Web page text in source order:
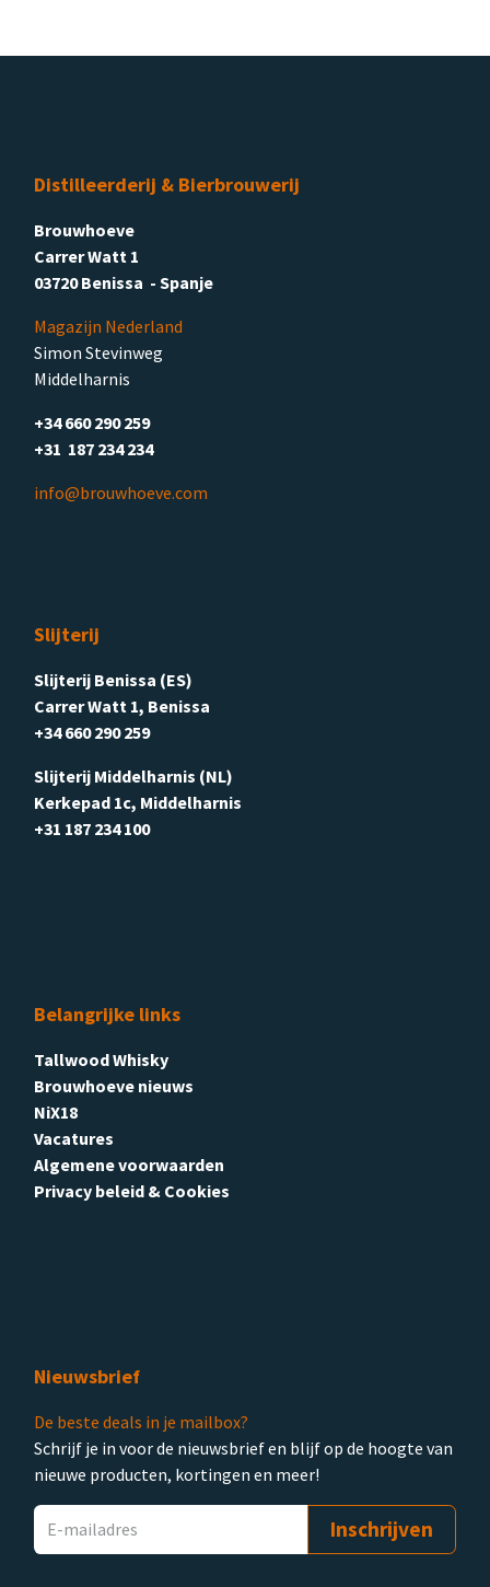
Distilleerderij & Bierbrouwerij
Brouwhoeve
Carrer Watt 1
03720 Benissa - Spanje
Magazijn Nederland
Simon Stevinweg
Middelharnis
+34 660 290 259
+31 187 234 234
info@brouwhoeve.com
Slijterij
Slijterij Benissa (ES)
Carrer Watt 1, Benissa
+34 660 290 259
Slijterij Middelharnis (NL)
Kerkepad 1c, Middelharnis
+31 187 234 100
Belangrijke links
Tallwood Whisky
Brouwhoeve nieuws
NiX18
Vacatures
Algemene voorwaarden
Privacy beleid & Cookies
Nieuwsbrief
De beste deals in je mailbox?
Schrijf je in voor de nieuwsbrief en blijf op de hoogte van
nieuwe producten, kortingen en meer!
Inschrijven